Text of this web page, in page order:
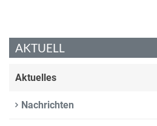
AKTUELL
Aktuelles
Nachrichten